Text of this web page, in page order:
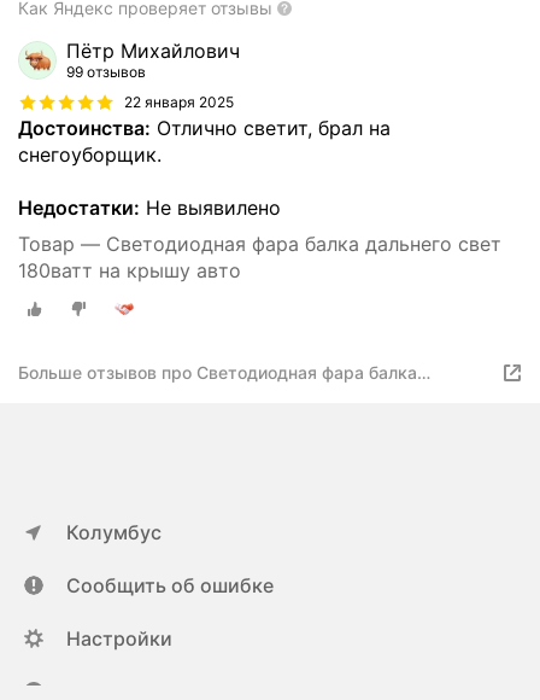
Как Яндекс проверяет отзывы
Пётр Михайлович
99 отзывов
22 января 2025
Достоинства: Отлично светит, брал на
снегоуборщик.
Недостатки: Не выявилено
Товар — Светодиодная фара балка дальнего свет
180ватт на крышу авто
Больше отзывов про Светодиодная фара балка
Колумбус
Сообщить об ошибке
Настройки